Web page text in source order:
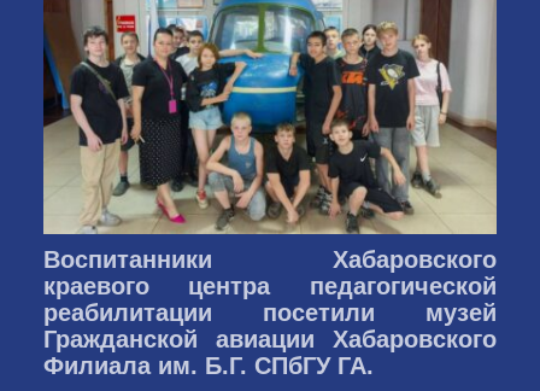
Воспитанники Хабаровского
краевого центра педагогической
реабилитации посетили музей
Гражданской авиации Хабаровского
Филиала им. Б.Г. СПбГУ ГА.